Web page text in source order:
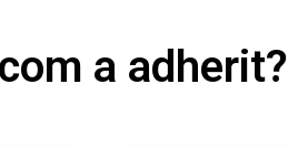
a adherit?